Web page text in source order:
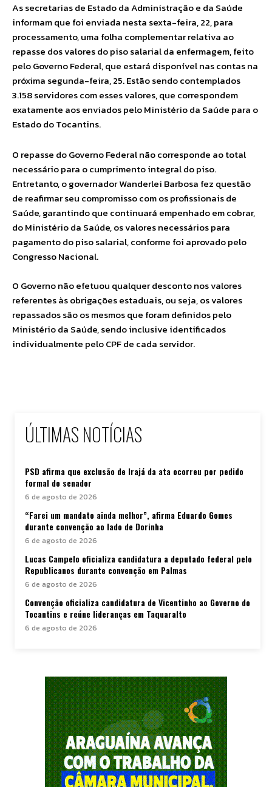
As secretarias de Estado da Administração e da Saúde
informam que foi enviada nesta sexta-feira, 22, para
processamento, uma folha complementar relativa ao
repasse dos valores do piso salarial da enfermagem, feito
pelo Governo Federal, que estará disponível nas contas na
próxima segunda-feira, 25. Estão sendo contemplados
3.158 servidores com esses valores, que correspondem
exatamente aos enviados pelo Ministério da Saúde para o
Estado do Tocantins.
O repasse do Governo Federal não corresponde ao total
necessário para o cumprimento integral do piso.
Entretanto, o governador Wanderlei Barbosa fez questão
de reafirmar seu compromisso com os profissionais de
Saúde, garantindo que continuará empenhado em cobrar,
do Ministério da Saúde, os valores necessários para
pagamento do piso salarial, conforme foi aprovado pelo
Congresso Nacional.
O Governo não efetuou qualquer desconto nos valores
referentes às obrigações estaduais, ou seja, os valores
repassados são os mesmos que foram definidos pelo
Ministério da Saúde, sendo inclusive identificados
individualmente pelo CPF de cada servidor.
ÚLTIMAS NOTÍCIAS
PSD afirma que exclusão de Irajá da ata ocorreu por pedido
formal do senador
6 de agosto de 2026
“Farei um mandato ainda melhor”, afirma Eduardo Gomes
durante convenção ao lado de Dorinha
6 de agosto de 2026
Lucas Campelo oficializa candidatura a deputado federal pelo
Republicanos durante convenção em Palmas
6 de agosto de 2026
Convenção oficializa candidatura de Vicentinho ao Governo do
Tocantins e reúne lideranças em Taquaralto
6 de agosto de 2026